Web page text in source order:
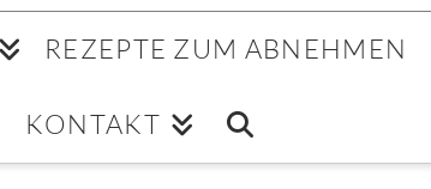
REZEPTE ZUM ABNEHMEN
KONTAKT